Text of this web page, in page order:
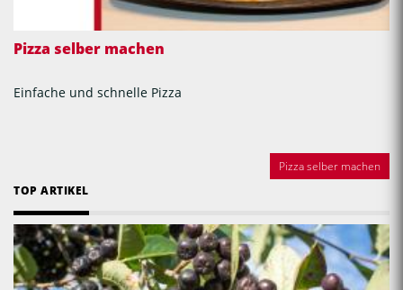
Pizza selber machen
Einfache und schnelle Pizza
Pizza selber machen
TOP ARTIKEL